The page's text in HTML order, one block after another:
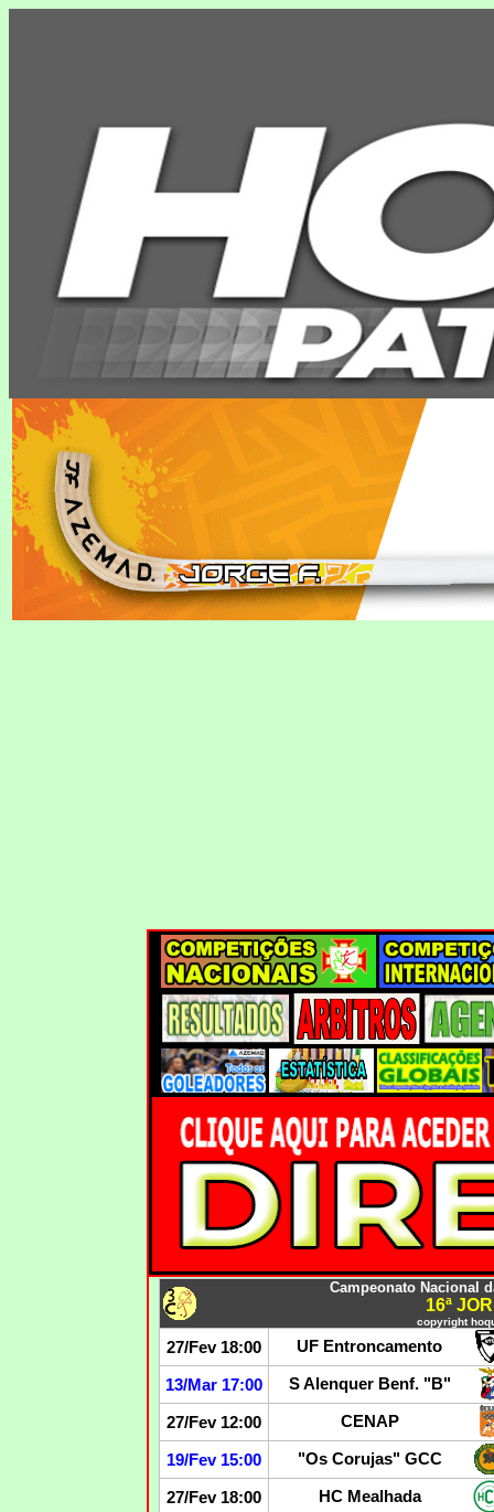
Campeonato Nacional
16ª
copyright
27/Fev 18:00 UF Entroncamento
13/Mar 17:00 S Alenquer Benf. "B"
27/Fev 12:00 CENAP
19/Fev 15:00 "Os Corujas" GCC
27/Fev 18:00 HC Mealhada